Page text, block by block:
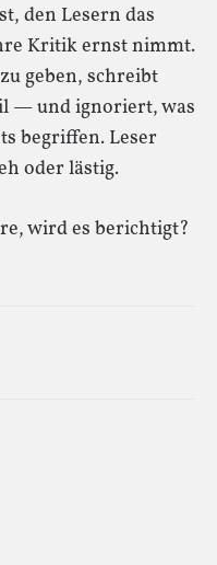
den Lesern das
Kritik ernst nimmt.
geben, schreibt
— und ignoriert, was
begriffen. Leser
oder lästig.
wird es berichtigt?